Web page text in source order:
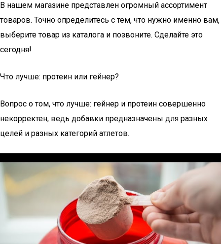
В нашем магазине представлен огромный ассортимент
товаров. Точно определитесь с тем, что нужно именно вам,
выберите товар из каталога и позвоните. Сделайте это
сегодня!
Что лучше: протеин или гейнер?
Вопрос о том, что лучше: гейнер и протеин совершенно
некорректен, ведь добавки предназначены для разных
целей и разных категорий атлетов.